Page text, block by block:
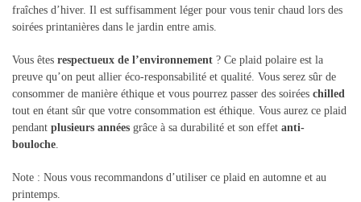
fraîches d’hiver. Il est suffisamment léger pour vous tenir chaud lors des
soirées printanières dans le jardin entre amis.
Vous êtes respectueux de l’environnement ? Ce plaid polaire est la
preuve qu’on peut allier éco-responsabilité et qualité. Vous serez sûr de
consommer de manière éthique et vous pourrez passer des soirées chilled
tout en étant sûr que votre consommation est éthique. Vous aurez ce plaid
pendant plusieurs années grâce à sa durabilité et son effet anti-
bouloche
Note : Nous vous recommandons d’utiliser ce plaid en automne et au
printemps.